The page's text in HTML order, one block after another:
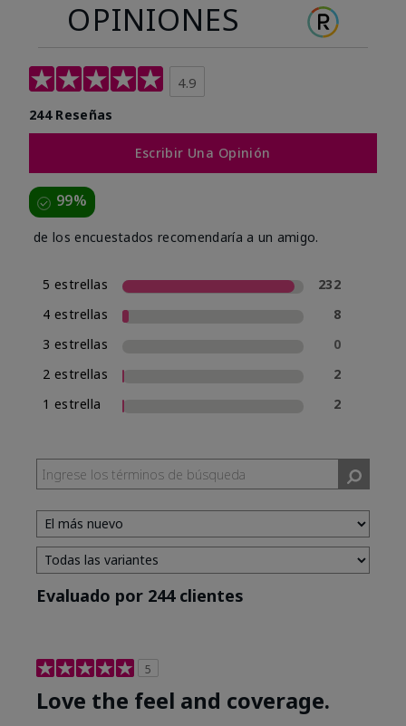
OPINIONES
4.9
244 Reseñas
Escribir Una Opinión
99%
de los encuestados recomendaría a un amigo.
5 estrellas
232
4 estrellas
8
3 estrellas
0
2 estrellas
2
1 estrella
2
Evaluado por 244 clientes
5
Love the feel and coverage.